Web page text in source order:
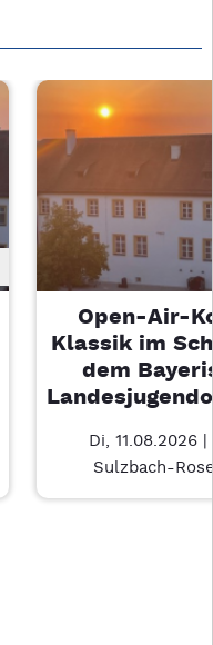
Open-Air-
Klassik im
dem
Di, 11.08.2026
Sulzbach-